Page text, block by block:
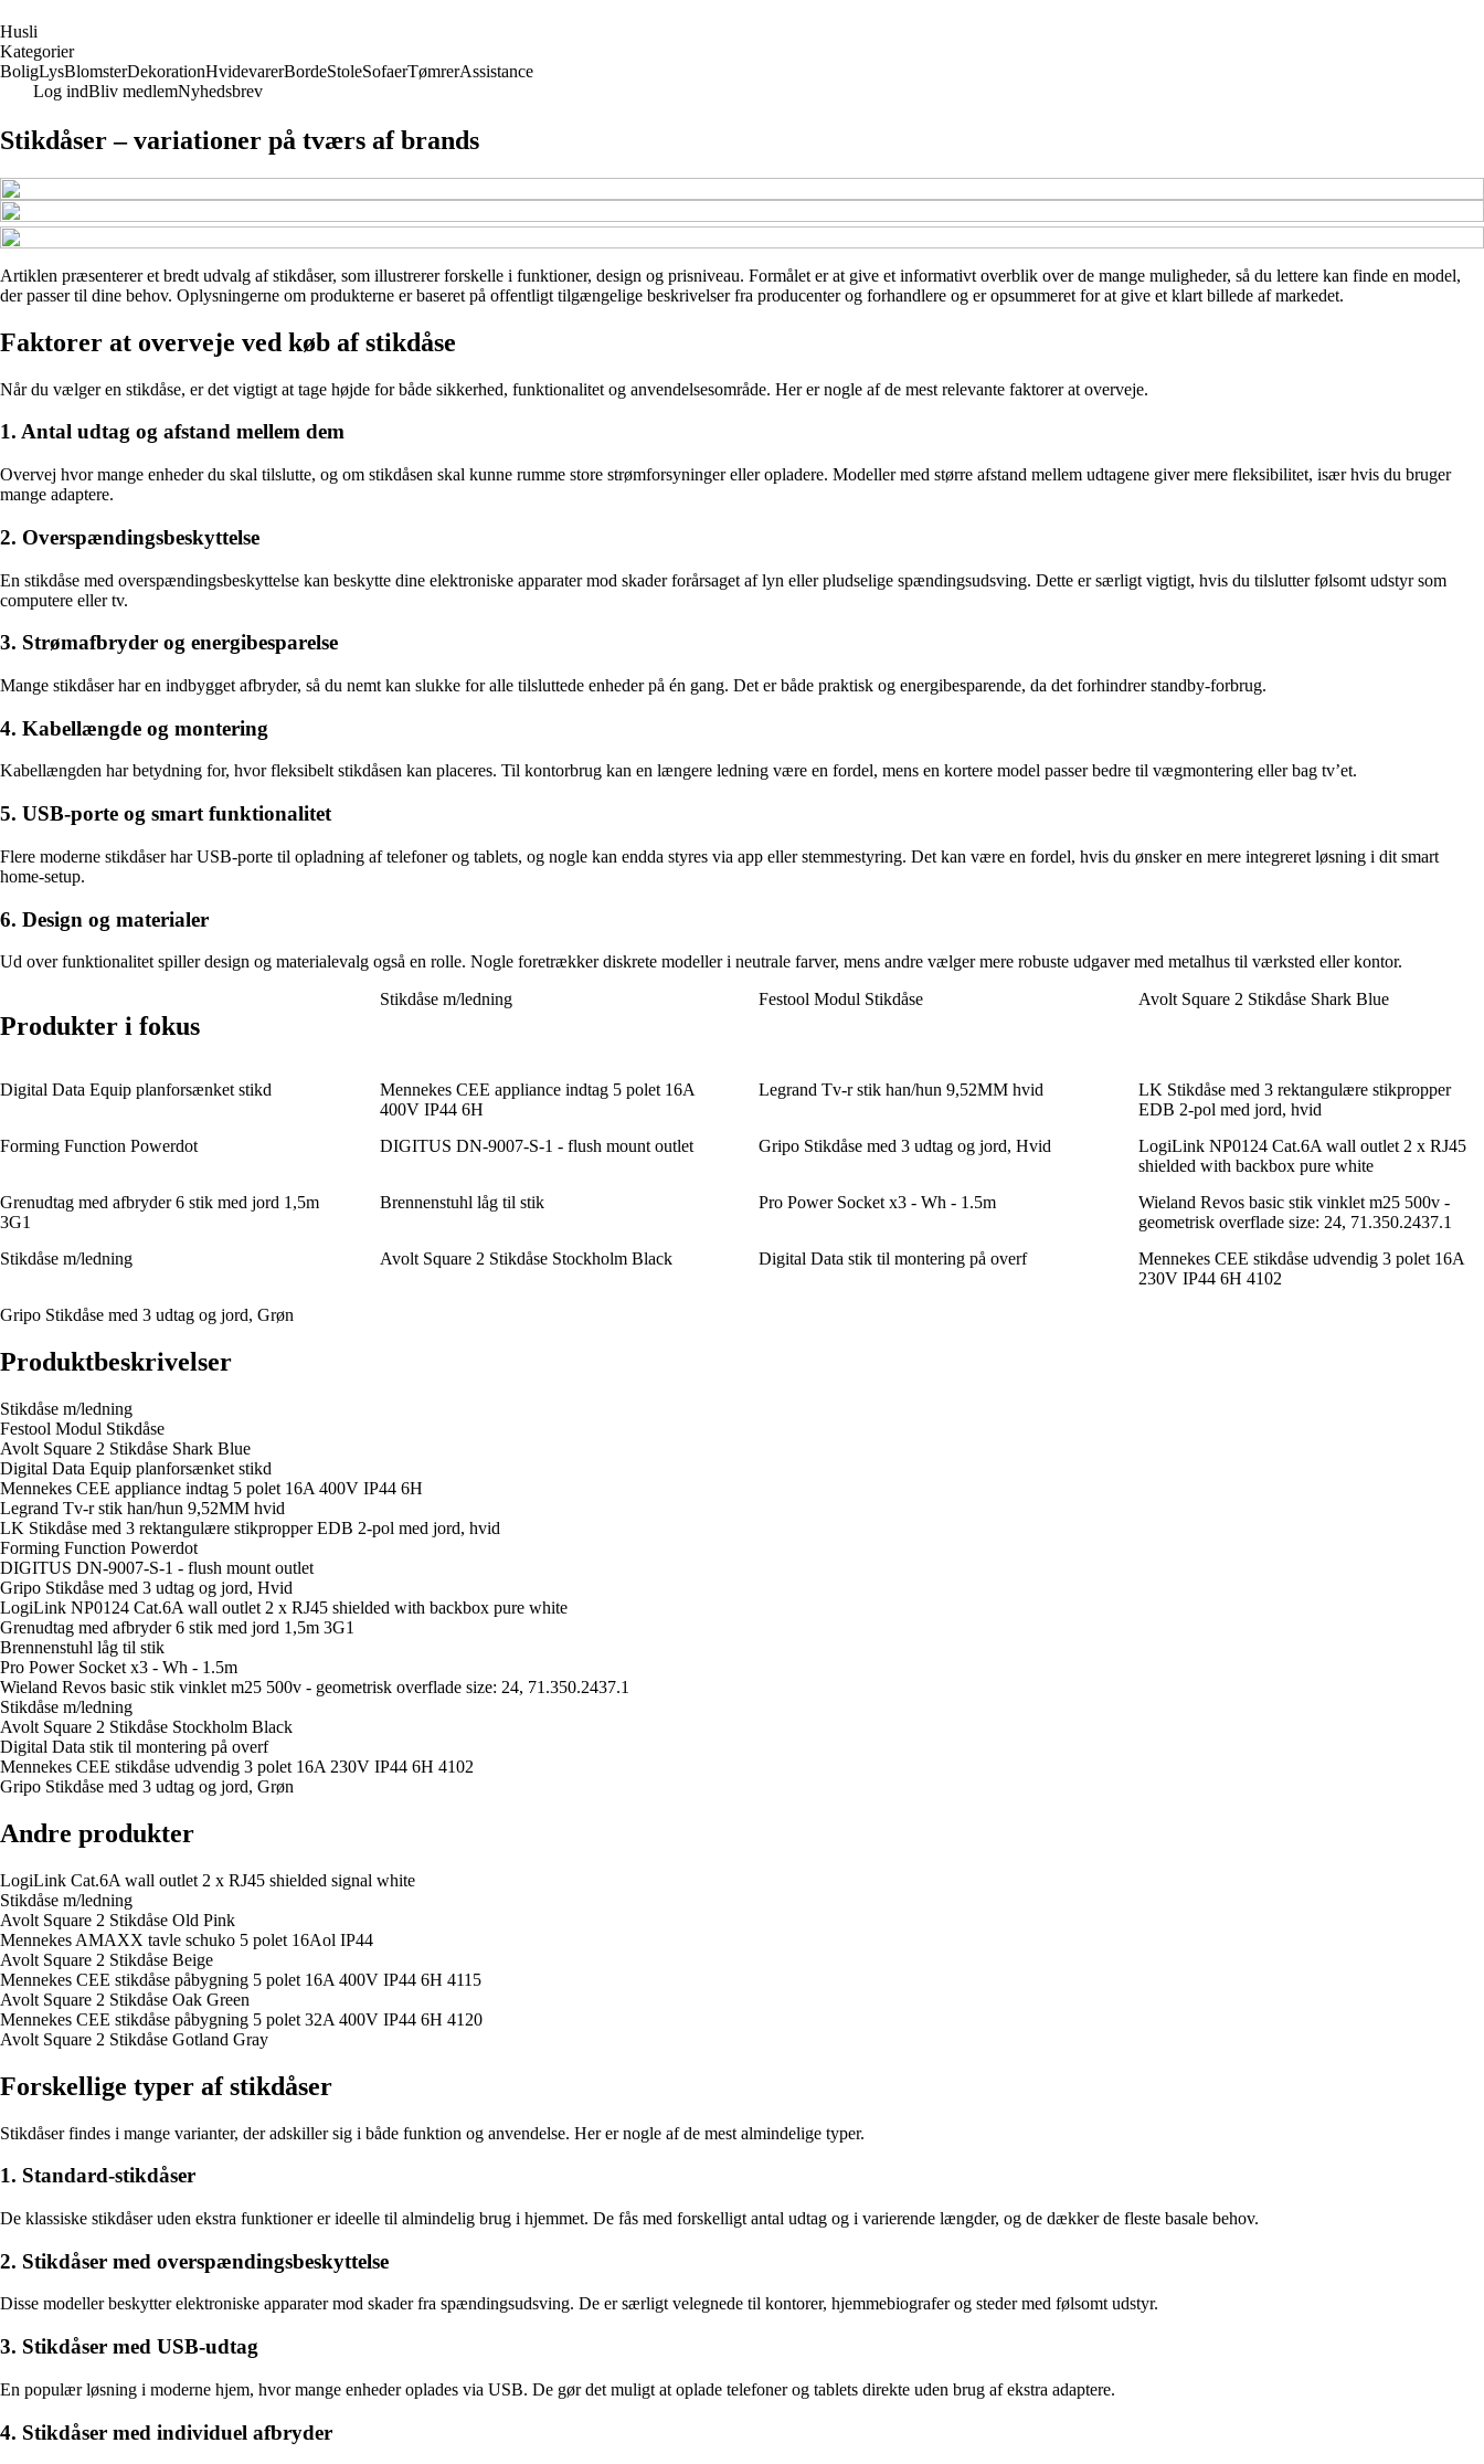
Husli
Kategorier
BoligLysBlomsterDekorationHvidevarerBordeStoleSofaerTømrerAssistance
Log indBliv medlemNyhedsbrev
Stikdåser – variationer på tværs af brands
Artiklen præsenterer et bredt udvalg af stikdåser, som illustrerer forskelle i funktioner, design og prisniveau. Formålet er at give et informativt overblik over de mange muligheder, så du lettere kan finde en model,
der passer til dine behov. Oplysningerne om produkterne er baseret på offentligt tilgængelige beskrivelser fra producenter og forhandlere og er opsummeret for at give et klart billede af markedet.
Faktorer at overveje ved køb af stikdåse
Når du vælger en stikdåse, er det vigtigt at tage højde for både sikkerhed, funktionalitet og anvendelsesområde. Her er nogle af de mest relevante faktorer at overveje.
1. Antal udtag og afstand mellem dem
Overvej hvor mange enheder du skal tilslutte, og om stikdåsen skal kunne rumme store strømforsyninger eller opladere. Modeller med større afstand mellem udtagene giver mere fleksibilitet, især hvis du bruger
mange adaptere.
2. Overspændingsbeskyttelse
En stikdåse med overspændingsbeskyttelse kan beskytte dine elektroniske apparater mod skader forårsaget af lyn eller pludselige spændingsudsving. Dette er særligt vigtigt, hvis du tilslutter følsomt udstyr som
computere eller tv.
3. Strømafbryder og energibesparelse
Mange stikdåser har en indbygget afbryder, så du nemt kan slukke for alle tilsluttede enheder på én gang. Det er både praktisk og energibesparende, da det forhindrer standby-forbrug.
4. Kabellængde og montering
Kabellængden har betydning for, hvor fleksibelt stikdåsen kan placeres. Til kontorbrug kan en længere ledning være en fordel, mens en kortere model passer bedre til vægmontering eller bag tv’et.
5. USB-porte og smart funktionalitet
Flere moderne stikdåser har USB-porte til opladning af telefoner og tablets, og nogle kan endda styres via app eller stemmestyring. Det kan være en fordel, hvis du ønsker en mere integreret løsning i dit smart
home-setup.
6. Design og materialer
Ud over funktionalitet spiller design og materialevalg også en rolle. Nogle foretrækker diskrete modeller i neutrale farver, mens andre vælger mere robuste udgaver med metalhus til værksted eller kontor.
Produkter i fokus
Stikdåse m/ledning Festool Modul Stikdåse Avolt Square 2 Stikdåse Shark Blue
Digital Data Equip planforsænket stikd
Mennekes CEE appliance indtag 5 polet 16A
400V IP44 6H
Legrand Tv-r stik han/hun 9,52MM hvid
LK Stikdåse med 3 rektangulære stikpropper
EDB 2-pol med jord, hvid
Forming Function Powerdot
DIGITUS DN-9007-S-1 - flush mount outlet Gripo Stikdåse med 3 udtag og jord, Hvid
LogiLink NP0124 Cat.6A wall outlet 2 x RJ45
shielded with backbox pure white
Grenudtag med afbryder 6 stik med jord 1,5m
3G1
Brennenstuhl låg til stik Pro Power Socket x3 - Wh - 1.5m
Wieland Revos basic stik vinklet m25 500v -
geometrisk overflade size: 24, 71.350.2437.1
Stikdåse m/ledning
Avolt Square 2 Stikdåse Stockholm Black Digital Data stik til montering på overf
Mennekes CEE stikdåse udvendig 3 polet 16A
230V IP44 6H 4102
Gripo Stikdåse med 3 udtag og jord, Grøn
Produktbeskrivelser
Stikdåse m/ledning
Festool Modul Stikdåse
Avolt Square 2 Stikdåse Shark Blue
Digital Data Equip planforsænket stikd
Mennekes CEE appliance indtag 5 polet 16A 400V IP44 6H
Legrand Tv-r stik han/hun 9,52MM hvid
LK Stikdåse med 3 rektangulære stikpropper EDB 2-pol med jord, hvid
Forming Function Powerdot
DIGITUS DN-9007-S-1 - flush mount outlet
Gripo Stikdåse med 3 udtag og jord, Hvid
LogiLink NP0124 Cat.6A wall outlet 2 x RJ45 shielded with backbox pure white
Grenudtag med afbryder 6 stik med jord 1,5m 3G1
Brennenstuhl låg til stik
Pro Power Socket x3 - Wh - 1.5m
Wieland Revos basic stik vinklet m25 500v - geometrisk overflade size: 24, 71.350.2437.1
Stikdåse m/ledning
Avolt Square 2 Stikdåse Stockholm Black
Digital Data stik til montering på overf
Mennekes CEE stikdåse udvendig 3 polet 16A 230V IP44 6H 4102
Gripo Stikdåse med 3 udtag og jord, Grøn
Andre produkter
LogiLink Cat.6A wall outlet 2 x RJ45 shielded signal white
Stikdåse m/ledning
Avolt Square 2 Stikdåse Old Pink
Mennekes AMAXX tavle schuko 5 polet 16Aol IP44
Avolt Square 2 Stikdåse Beige
Mennekes CEE stikdåse påbygning 5 polet 16A 400V IP44 6H 4115
Avolt Square 2 Stikdåse Oak Green
Mennekes CEE stikdåse påbygning 5 polet 32A 400V IP44 6H 4120
Avolt Square 2 Stikdåse Gotland Gray
Forskellige typer af stikdåser
Stikdåser findes i mange varianter, der adskiller sig i både funktion og anvendelse. Her er nogle af de mest almindelige typer.
1. Standard-stikdåser
De klassiske stikdåser uden ekstra funktioner er ideelle til almindelig brug i hjemmet. De fås med forskelligt antal udtag og i varierende længder, og de dækker de fleste basale behov.
2. Stikdåser med overspændingsbeskyttelse
Disse modeller beskytter elektroniske apparater mod skader fra spændingsudsving. De er særligt velegnede til kontorer, hjemmebiografer og steder med følsomt udstyr.
3. Stikdåser med USB-udtag
En populær løsning i moderne hjem, hvor mange enheder oplades via USB. De gør det muligt at oplade telefoner og tablets direkte uden brug af ekstra adaptere.
4. Stikdåser med individuel afbryder